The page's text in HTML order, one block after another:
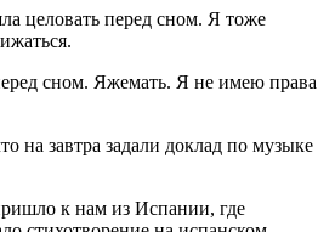
целовать перед сном. Я тоже
сном. Яжемать. Я не имею права
на завтра задали доклад по музыке
к нам из Испании, где